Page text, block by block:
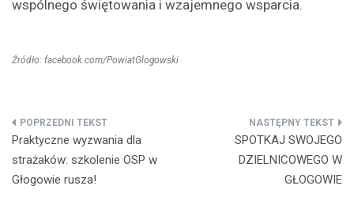
wspólnego świętowania i wzajemnego wsparcia.
Źródło: facebook.com/PowiatGlogowski
Nawigacja
wpisu
Praktyczne wyzwania dla
strażaków: szkolenie OSP w
Głogowie rusza!
SPOTKAJ SWOJEGO
DZIELNICOWEGO W
GŁOGOWIE